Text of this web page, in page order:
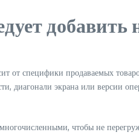
добавить
от специфики продаваемых
диагонали экрана или версии
чтобы не